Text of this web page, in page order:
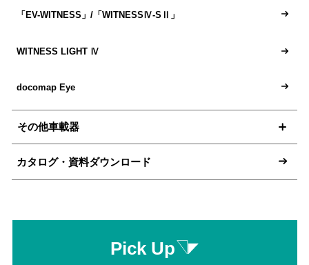
「EV-WITNESS」/「WITNESSⅣ-SⅡ」
WITNESS LIGHT Ⅳ
docomap Eye
その他車載器
カタログ・資料ダウンロード
Pick Up